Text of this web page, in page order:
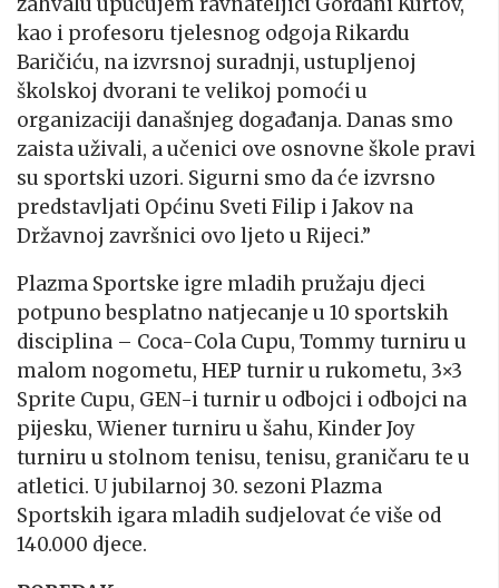
kao i profesoru tjelesnog odgoja Rikardu
Baričiću, na izvrsnoj suradnji, ustupljenoj
školskoj dvorani te velikoj pomoći u
organizaciji današnjeg događanja. Danas smo
zaista uživali, a učenici ove osnovne škole pravi
su sportski uzori. Sigurni smo da će izvrsno
predstavljati Općinu Sveti Filip i Jakov na
Državnoj završnici ovo ljeto u Rijeci.”
Plazma Sportske igre mladih pružaju djeci
potpuno besplatno natjecanje u 10 sportskih
disciplina – Coca-Cola Cupu, Tommy turniru u
malom nogometu, HEP turnir u rukometu, 3×3
Sprite Cupu, GEN-i turnir u odbojci i odbojci na
pijesku, Wiener turniru u šahu, Kinder Joy
turniru u stolnom tenisu, tenisu, graničaru te u
atletici. U jubilarnoj 30. sezoni Plazma
Sportskih igara mladih sudjelovat će više od
140.000 djece.